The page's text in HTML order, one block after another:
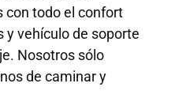
con todo el confort
y vehículo de soporte
Nosotros sólo
de caminar y